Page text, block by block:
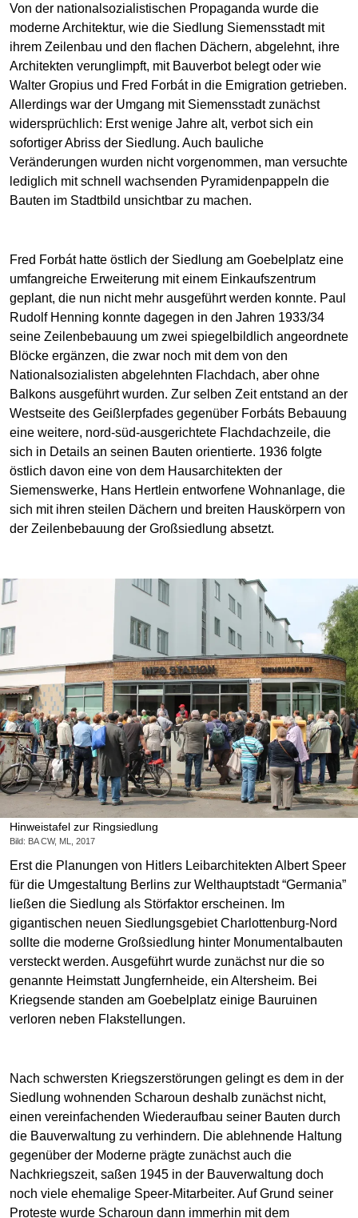
Von der nationalsozialistischen Propaganda wurde die
moderne Architektur, wie die Siedlung Siemensstadt mit
ihrem Zeilenbau und den flachen Dächern, abgelehnt, ihre
Architekten verunglimpft, mit Bauverbot belegt oder wie
Walter Gropius und Fred Forbát in die Emigration getrieben.
Allerdings war der Umgang mit Siemensstadt zunächst
widersprüchlich: Erst wenige Jahre alt, verbot sich ein
sofortiger Abriss der Siedlung. Auch bauliche
Veränderungen wurden nicht vorgenommen, man versuchte
lediglich mit schnell wachsenden Pyramidenpappeln die
Bauten im Stadtbild unsichtbar zu machen.
Fred Forbát hatte östlich der Siedlung am Goebelplatz eine
umfangreiche Erweiterung mit einem Einkaufszentrum
geplant, die nun nicht mehr ausgeführt werden konnte. Paul
Rudolf Henning konnte dagegen in den Jahren 1933/34
seine Zeilenbebauung um zwei spiegelbildlich angeordnete
Blöcke ergänzen, die zwar noch mit dem von den
Nationalsozialisten abgelehnten Flachdach, aber ohne
Balkons ausgeführt wurden. Zur selben Zeit entstand an der
Westseite des Geißlerpfades gegenüber Forbáts Bebauung
eine weitere, nord-süd-ausgerichtete Flachdachzeile, die
sich in Details an seinen Bauten orientierte. 1936 folgte
östlich davon eine von dem Hausarchitekten der
Siemenswerke, Hans Hertlein entworfene Wohnanlage, die
sich mit ihren steilen Dächern und breiten Hauskörpern von
der Zeilenbebauung der Großsiedlung absetzt.
Hinweistafel zur Ringsiedlung
Bild: BA CW, ML, 2017
Erst die Planungen von Hitlers Leibarchitekten Albert Speer
für die Umgestaltung Berlins zur Welthauptstadt “Germania”
ließen die Siedlung als Störfaktor erscheinen. Im
gigantischen neuen Siedlungsgebiet Charlottenburg-Nord
sollte die moderne Großsiedlung hinter Monumentalbauten
versteckt werden. Ausgeführt wurde zunächst nur die so
genannte Heimstatt Jungfernheide, ein Altersheim. Bei
Kriegsende standen am Goebelplatz einige Bauruinen
verloren neben Flakstellungen.
Nach schwersten Kriegszerstörungen gelingt es dem in der
Siedlung wohnenden Scharoun deshalb zunächst nicht,
einen vereinfachenden Wiederaufbau seiner Bauten durch
die Bauverwaltung zu verhindern. Die ablehnende Haltung
gegenüber der Moderne prägte zunächst auch die
Nachkriegszeit, saßen 1945 in der Bauverwaltung doch
noch viele ehemalige Speer-Mitarbeiter. Auf Grund seiner
Proteste wurde Scharoun dann immerhin mit dem